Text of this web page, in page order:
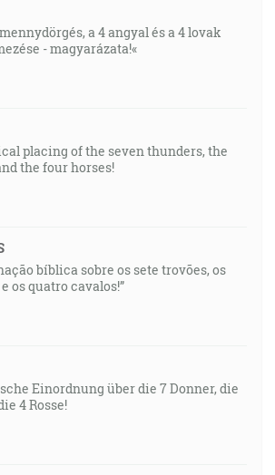
a 4 angyal és a 4 lovak
- magyarázata!«
placing of the seven thunders, the
the four horses!
bíblica sobre os sete trovões, os
os quatro cavalos!”
Einordnung über die 7 Donner, die
4 Rosse!